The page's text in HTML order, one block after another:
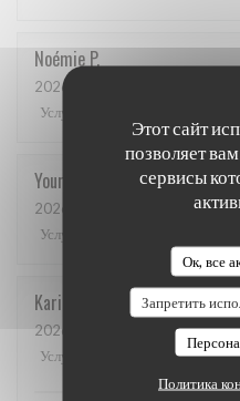
Этот сайт
позволяет
сервисы
Ок, все
Запретить
Политика
NoémieP
2026-05-06
Услуги
Youri
2026-04-22
- 12:00 - гости 2
Услуги
Karin
2026-05-01
- 19:15 - гости 3
Услуги
Атмосфера:4/5